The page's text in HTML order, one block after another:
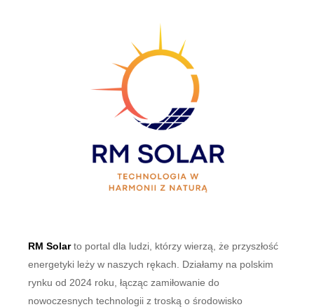
RM Solarto portal dla ludzi, którzy wierzą, że przyszłość
energetyki leży w naszych rękach. Działamy na polskim
rynku od 2024 roku, łącząc zamiłowanie do
nowoczesnych technologii z troską o środowisko